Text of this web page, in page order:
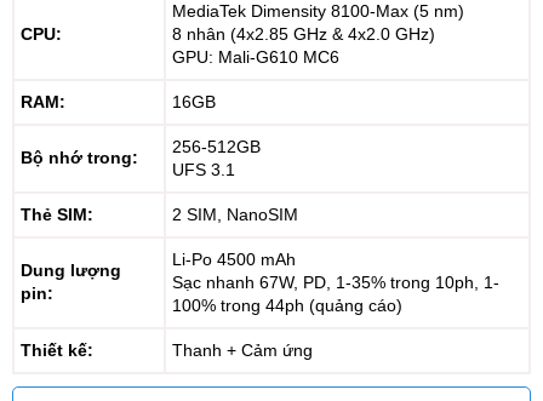
CPU:
MediaTek Dimensity 8100-Max (5 nm)
8 nhân (4x2.85 GHz & 4x2.0 GHz)
GPU: Mali-G610 MC6
RAM: 16GB
Bộ nhớ trong:
256-512GB
UFS 3.1
Thẻ SIM: 2 SIM, NanoSIM
Dung lượng
pin:
Li-Po 4500 mAh
Sạc nhanh 67W, PD, 1-35% trong 10ph, 1-
100% trong 44ph (quảng cáo)
Thiết kế: Thanh + Cảm ứng